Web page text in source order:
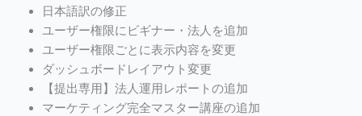
日本語訳の修正
ユーザー権限にビギナー・法人を追加
ユーザー権限ごとに表示内容を変更
ダッシュボードレイアウト変更
【提出専用】法人運用レポートの追加
マーケティング完全マスター講座の追加